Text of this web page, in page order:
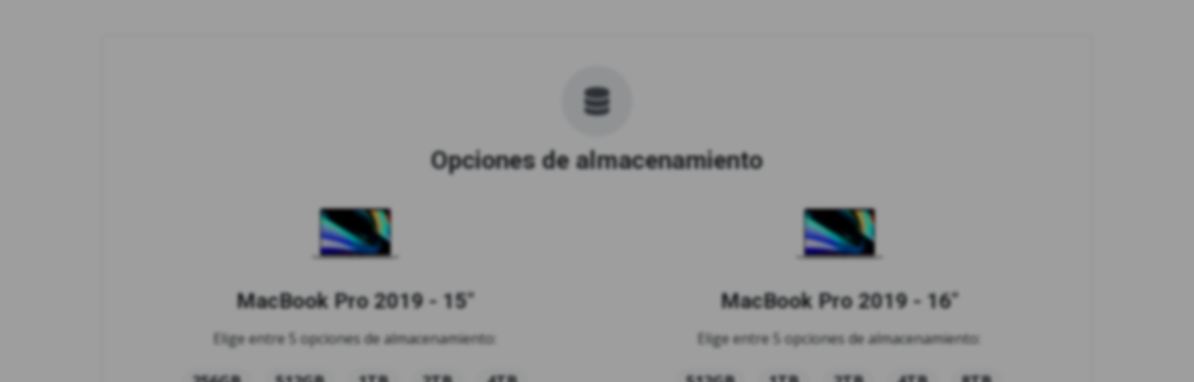
Opciones de almacenamiento
MacBook Pro 2019 - 15"
Elige entre 5 opciones de almacenamiento:
MacBook Pro 2019 - 16"
Elige entre 5 opciones de almacenamiento: